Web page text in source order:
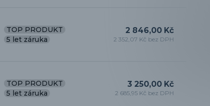
TOP PRODUKT
5 let záruka
2 846,00 Kč
2 352,07 Kč bez DPH
TOP PRODUKT
5 let záruka
3 250,00 Kč
2 685,95 Kč bez DPH